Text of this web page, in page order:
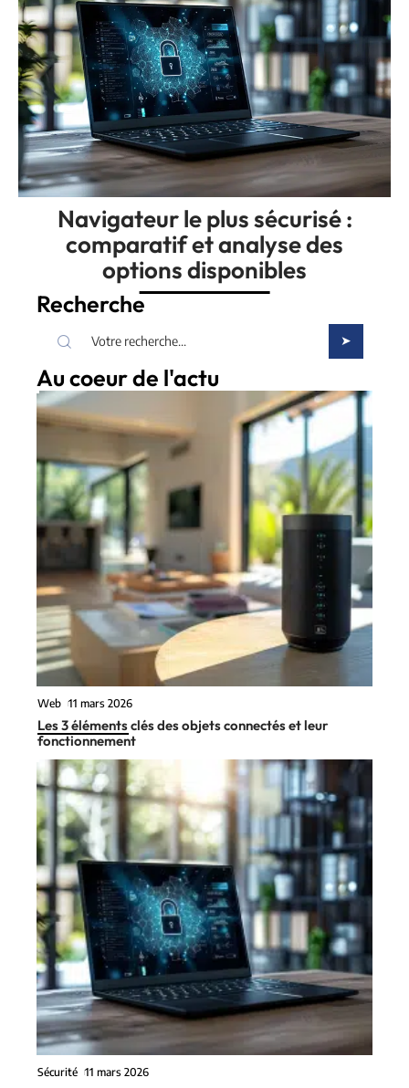
Navigateur le plus sécurisé :
comparatif et analyse des
options disponibles
Recherche
Au coeur de l'actu
Web 11 mars 2026
Les 3 éléments clés des objets connectés et leur
fonctionnement
Sécurité 11 mars 2026